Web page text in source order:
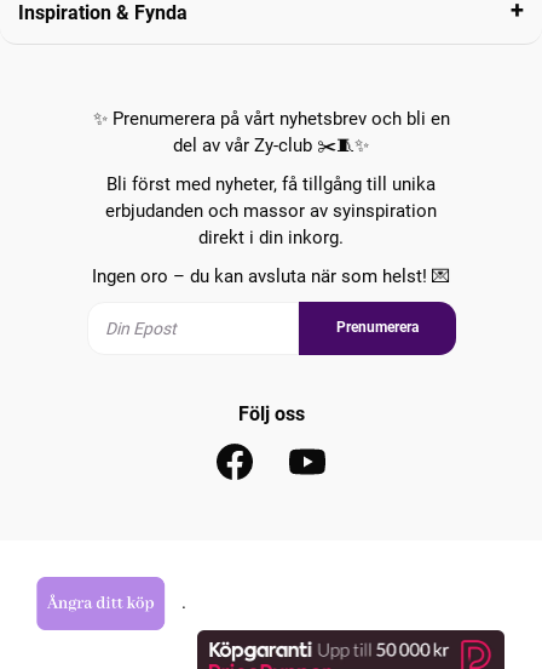
Inspiration & Fynda
✨ Prenumerera på vårt nyhetsbrev och bli en
del av vår Zy-club ✂️🧵✨
Bli först med nyheter, få tillgång till unika
erbjudanden och massor av syinspiration
direkt i din inkorg.
Ingen oro – du kan avsluta när som helst! 💌
Prenumerera
Följ oss
.